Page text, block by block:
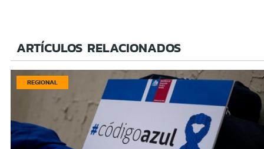
ARTÍCULOS RELACIONADOS
REGIONAL